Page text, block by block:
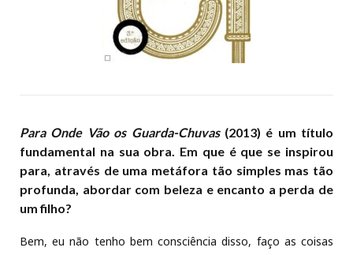
Para Onde Vão os Guarda-Chuvas(2013) é um título
fundamental na sua obra. Em que é que se inspirou
para, através de uma metáfora tão simples mas tão
profunda, abordar com beleza e encanto a perda de
um filho?
Bem, eu não tenho bem consciência disso, faço as coisas